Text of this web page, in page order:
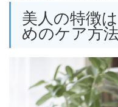
美人の特徴
めのケア方